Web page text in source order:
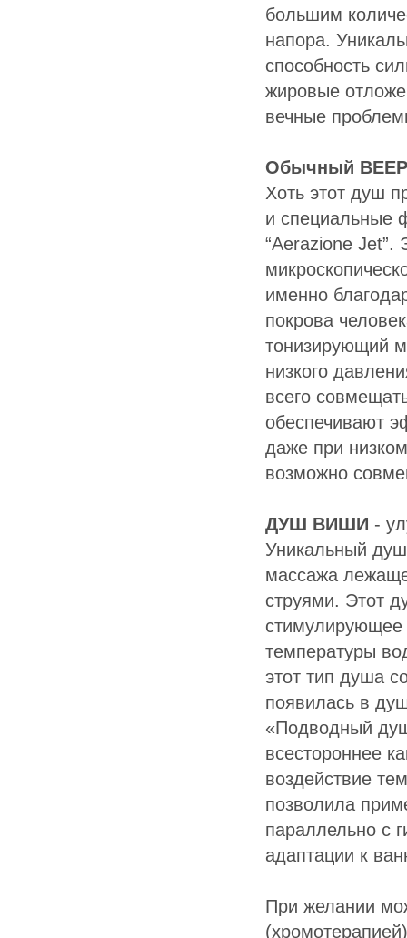
большим
напора.
способность
жировые
вечные
Обычный
Хоть этот душ
и специальные
“Aerazione
именно
покрова
тонизирующий
низкого
всего
обеспечивают
даже при
возможно
ДУШ ВИШИ -
Уникальный
массажа
струями. Этот
стимулирующее
температуры
этот тип душа
появилась в
«Подводный
всестороннее
воздействие
позволила
параллельно с
адаптации к
При желании